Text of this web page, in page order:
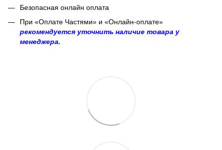
Безопасная онлайн оплата
При «Оплате Частями» и «Онлайн-оплате»
рекомендуется уточнить наличие товара у
менеджера.